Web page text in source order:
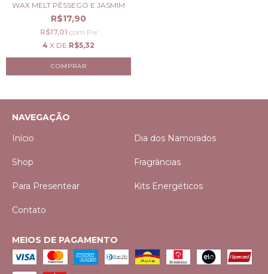
WAX MELT PÊSSEGO E JASMIM
R$17,90
R$17,01 com Pix
4 X DE R$5,32
NAVEGAÇÃO
Início
Dia dos Namorados
Shop Fragrâncias
Para Presentear Kits Energéticos
Contato
MEIOS DE PAGAMENTO